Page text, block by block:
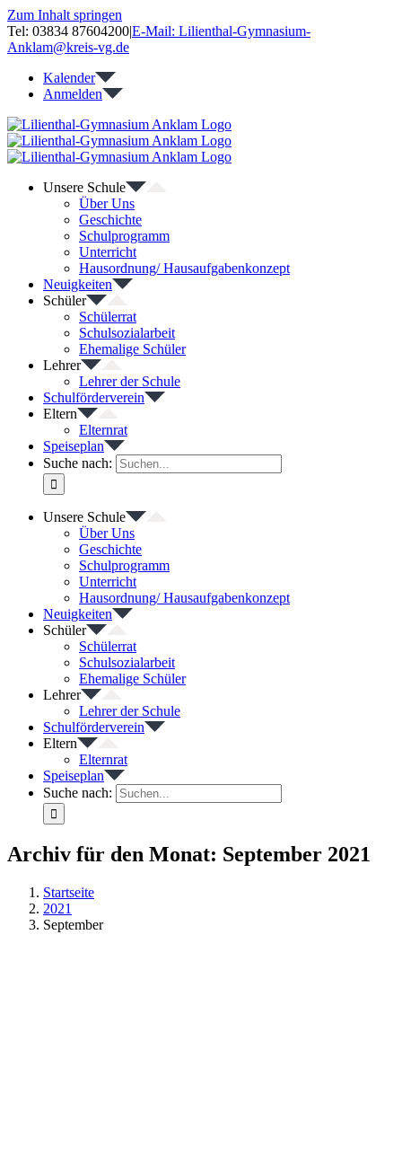
Zum Inhalt springen
Tel: 03834 87604200|E-Mail: Lilienthal-Gymnasium-
Anklam@kreis-vg.de
Kalender
Anmelden
Unsere Schule
Über Uns
Geschichte
Schulprogramm
Unterricht
Hausordnung/ Hausaufgabenkonzept
Neuigkeiten
Schüler
Schülerrat
Schulsozialarbeit
Ehemalige Schüler
Lehrer
Lehrer der Schule
Schulförderverein
Eltern
Elternrat
Speiseplan
Suche nach:
Unsere Schule
Über Uns
Geschichte
Schulprogramm
Unterricht
Hausordnung/ Hausaufgabenkonzept
Neuigkeiten
Schüler
Schülerrat
Schulsozialarbeit
Ehemalige Schüler
Lehrer
Lehrer der Schule
Schulförderverein
Eltern
Elternrat
Speiseplan
Suche nach:
Archiv für den Monat: September 2021
Startseite
2021
September